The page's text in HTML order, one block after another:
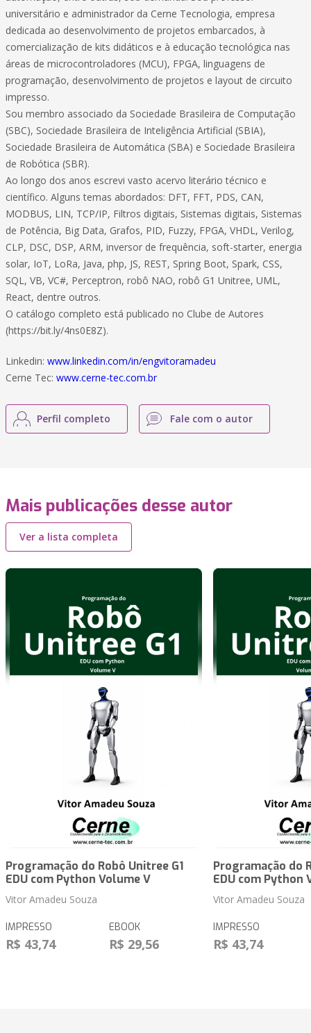
universitário e administrador da Cerne Tecnologia, empresa
dedicada ao desenvolvimento de projetos embarcados, à
comercialização de kits didáticos e à educação tecnológica nas
áreas de microcontroladores (MCU), FPGA, linguagens de
programação, desenvolvimento de projetos e layout de circuito
impresso.
Sou membro associado da Sociedade Brasileira de Computação
(SBC), Sociedade Brasileira de Inteligência Artificial (SBIA),
Sociedade Brasileira de Automática (SBA) e Sociedade Brasileira
de Robótica (SBR).
Ao longo dos anos escrevi vasto acervo literário técnico e
científico. Alguns temas abordados: DFT, FFT, PDS, CAN,
MODBUS, LIN, TCP/IP, Filtros digitais, Sistemas digitais, Sistemas
de Potência, Big Data, Grafos, PID, Fuzzy, FPGA, VHDL, Verilog,
CLP, DSC, DSP, ARM, inversor de frequência, soft-starter, energia
solar, IoT, LoRa, Java, php, JS, REST, Spring Boot, Spark, CSS,
SQL, VB, VC#, Perceptron, robô NAO, robô G1 Unitree, UML,
React, dentre outros.
O catálogo completo está publicado no Clube de Autores
(https://bit.ly/4ns0E8Z).
Linkedin: www.linkedin.com/in/engvitoramadeu
Cerne Tec: www.cerne-tec.com.br
Perfil completo Fale com o autor
Mais publicações desse autor
Ver a lista completa
Programação do Robô Unitree G1
EDU com Python Volume V
Vitor Amadeu Souza
IMPRESSO
R$ 43,74
EBOOK
R$ 29,56
Programação do
EDU com Python
Vitor Amadeu Souza
IMPRESSO
R$ 43,74